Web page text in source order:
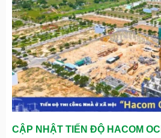
CẬP NHẬT TIẾN ĐỘ HACOM